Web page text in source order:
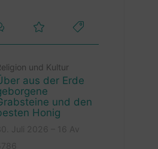
und Kultur
aus der Erde
und den
Honig